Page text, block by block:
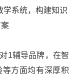
学系统，构建知识
1辅导品牌，在智
方面均有深厚积